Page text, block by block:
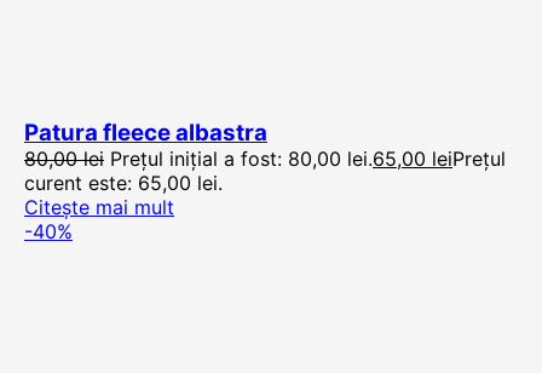
Patura fleece albastra
80,00lei Prețul inițial a fost: 80,00 lei.65,00 leiPrețul
curent este: 65,00 lei.
Citește mai mult
-40%